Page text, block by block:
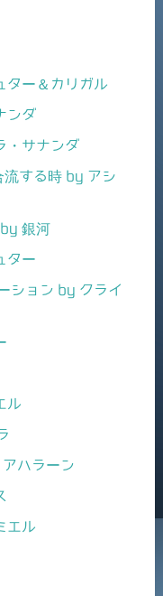
ター＆カリガル
ンダ
・サナンダ
する時 by アシ
銀河
ター
ション by クライ
ル
ハラーン
エル